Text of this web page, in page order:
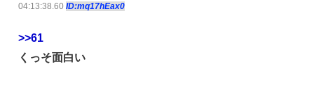
04:13:38.60 ID:mq17hEax0
>>61
くっそ面白い